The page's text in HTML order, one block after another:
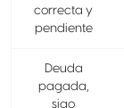
correcta y
pendiente
Deuda
pagada,
sigo